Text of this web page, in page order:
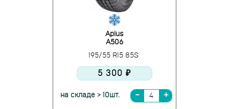
Aplus
A506
195/55 R15 85S
5 300 ₽
на складе > 10шт.